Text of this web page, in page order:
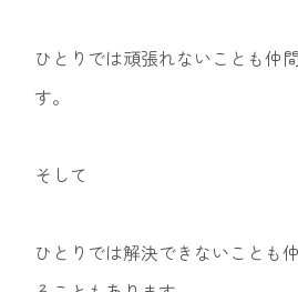
ひとりでは頑張れないことも仲
す。
そして
ひとりでは解決できないことも